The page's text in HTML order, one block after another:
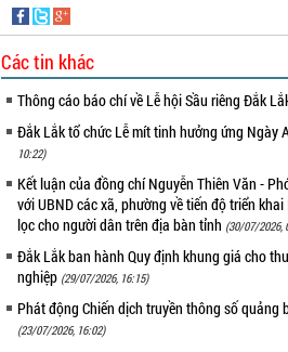
Các tin khác
Thông cáo báo chí về Lễ hội Sầu riêng Đắk
Đắk Lắk tổ chức Lễ mít tinh hưởng ứng Ngày
10:22)
Kết luận của đồng chí Nguyễn Thiên Văn -
với UBND các xã, phường về tiến độ triển
lọc cho người dân trên địa bàn tỉnh (30/07/2026,
Đắk Lắk ban hành Quy định khung giá cho
nghiệp (29/07/2026, 16:15)
Phát động Chiến dịch truyền thông số quảng
(23/07/2026, 16:02)